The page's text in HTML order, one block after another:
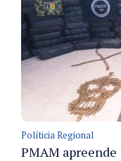
Políticia Regional